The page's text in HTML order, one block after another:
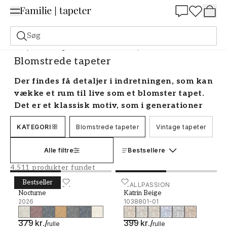
Søg
Tapeter Stil og mønster Blomstrede tapeter
Blomstrede tapeter
Der findes få detaljer i indretningen, som kan
vække et rum til live som et blomster tapet.
Det er et klassisk motiv, som i generationer
har opretholdt sin tidløse popularitet i
utallige danske hjem. Og det er intet under,
blomstret tapet opliver ethvert rum. Hos os
finder du enhver form for fint blomster tapet
i alle stilarter, fra det landlige tapet med blå
blomster til mønstre fra 70’erne. Med vores
store udvalg af blomstrede tapeter har vi
samlet noget, der kunne ligne en hel have,
KATEGORI Blomstrede tapeter Vintage tapeter
Alle filtre Bestsellere
4.511 produkter fundet
Bestseller
BORÅSTAPETER
Nocturne
2026
379 kr./rulle
Nocturne - 2026 WALLPASSION
Katrin Beige
1038801-01
399 kr./rulle
Katrin Beige - 1038801-01